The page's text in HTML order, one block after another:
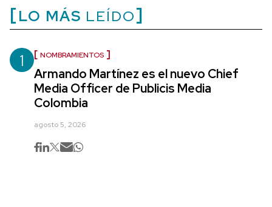
LO MÁS LEÍDO
1 NOMBRAMIENTOS
Armando Martínez es el nuevo Chief
Media Officer de Publicis Media
Colombia
agosto 5, 2026